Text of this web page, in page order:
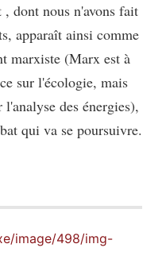
dont nous n'avons fait
apparaît ainsi comme
marxiste (Marx est à
sur l'écologie, mais
des énergies),
qui va se poursuivre.
image/498/img-